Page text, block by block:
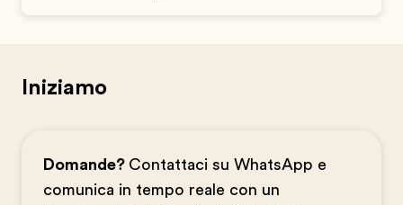
Iniziamo
Domande? Contattaci su WhatsApp e
comunica in tempo reale con un